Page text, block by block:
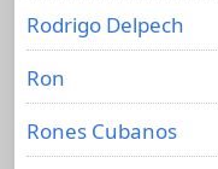
Rodrigo Delpech
Ron
Rones Cubanos